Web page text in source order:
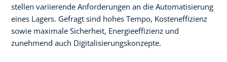
stellen variierende Anforderungen an die Automatisierung
eines Lagers. Gefragt sind hohes Tempo, Kosteneffizienz
sowie maximale Sicherheit, Energieeffizienz und
zunehmend auch Digitalisierungskonzepte.​